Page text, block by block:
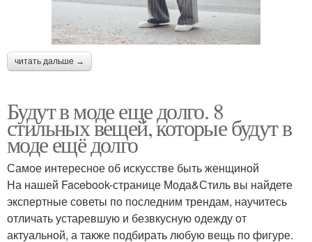
читать дальше →
Будут в моде еще долго. 8
стильных вещей, которые будут в
моде ещё долго
Самое интересное об искусстве быть женщиной
На нашей Facebook-странице Мода&Стиль вы найдете
экспертные советы по последним трендам, научитесь
отличать устаревшую и безвкусную одежду от
актуальной, а также подбирать любую вещь по фигуре.